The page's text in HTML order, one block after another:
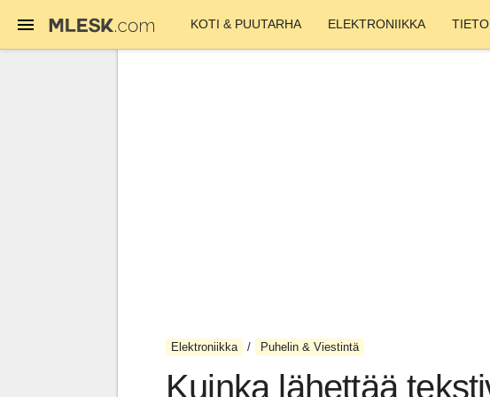
KOTI & PUUTARHA ELEKTRONIIKKA
Elektroniikka Puhelin & Viestintä
Kuinka lähettää